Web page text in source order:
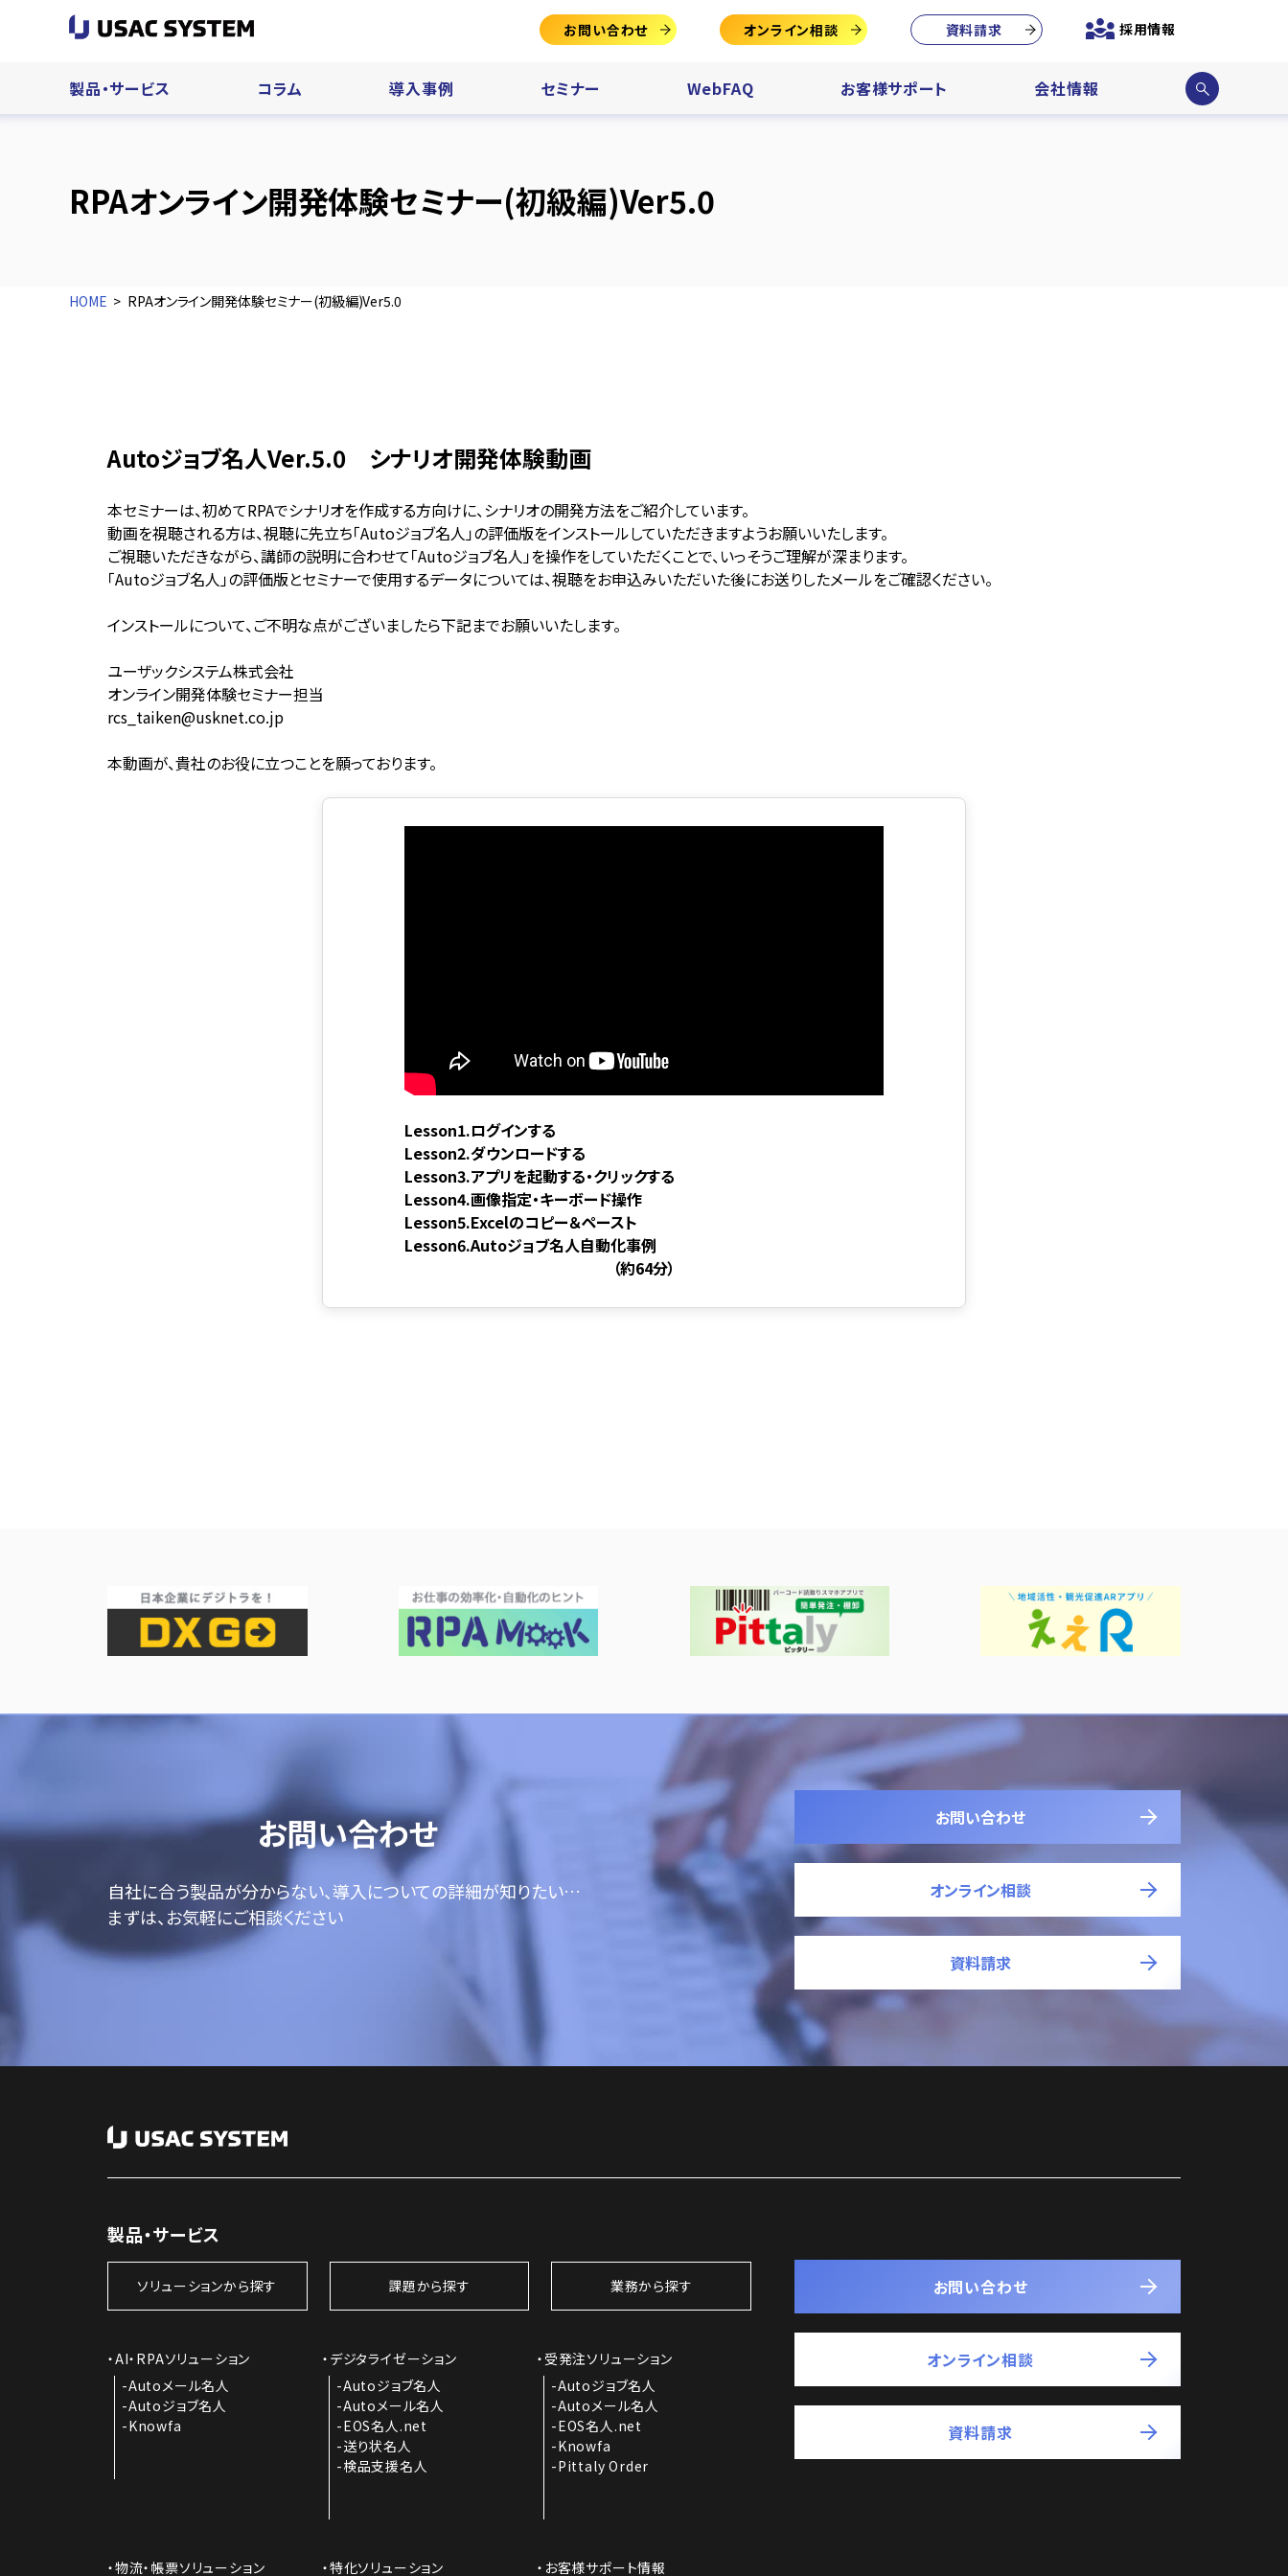
製品・サービス コラム 導入事例 セミナー WebFAQ お客様サポート 会社情報
サイ
ト内
お問い合わせ オンライン相談 資料請求 採用情報
RPAオンライン開発体験セミナー(初級編)Ver5.0
HOME RPAオンライン開発体験セミナー(初級編)Ver5.0
Autoジョブ名人Ver.5.0 シナリオ開発体験動画
本セミナーは、初めてRPAでシナリオを作成する方向けに、シナリオの開発方法をご紹介しています。
動画を視聴される方は、視聴に先立ち「Autoジョブ名人」の評価版をインストールしていただきますようお願いいたします。
ご視聴いただきながら、講師の説明に合わせて「Autoジョブ名人」を操作をしていただくことで、いっそうご理解が深まります。
「Autoジョブ名人」の評価版とセミナーで使用するデータについては、視聴をお申込みいただいた後にお送りしたメールをご確認ください。
インストールについて、ご不明な点がございましたら下記までお願いいたします。
ユーザックシステム株式会社
オンライン開発体験セミナー担当
rcs_taiken@usknet.co.jp
本動画が、貴社のお役に立つことを願っております。
Lesson1.ログインする
Lesson2.ダウンロードする
Lesson3.アプリを起動する・クリックする
Lesson4.画像指定・キーボード操作
Lesson5.Excelのコピー＆ペースト
Lesson6.Autoジョブ名人自動化事例
（約64分）
お問い合わせ
自社に合う製品が分からない、導入についての詳細が知りたい…
まずは、お気軽にご相談ください
お問い合わせ
オンライン相談
資料請求
製品・サービス
ソリューションから探す 課題から探す 業務から探す
AI・RPAソリューション
Autoメール名人
Autoジョブ名人
Knowfa
デジタライゼーション
Autoジョブ名人
Autoメール名人
EOS名人.net
送り状名人
検品支援名人
受発注ソリューション
Autoジョブ名人
Autoメール名人
EOS名人.net
Knowfa
Pittaly Order
物流・帳票ソリューション 特化ソリューション お客様サポート情報
お問い合わせ
オンライン相談
資料請求